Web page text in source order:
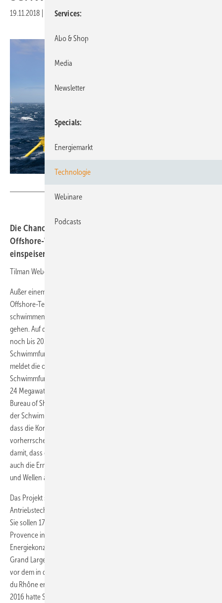
19.11.2018 Druckvorschau
Die Chance, dass schwimmende Turbinen den ersten
Offshore-Windkraftstrom ins französische Stromnetz
einspeisen, wächst.
Tilman Weber
Außer einem schon detailliert angekündigten Projekt der Floating-
Offshore-Technologie mit vier Senvion-Anlagen könnte auch ein
schwimmendes Siemens-Windfeld bis 2020 ans französische Netz
gehen. Auf diesen Zeitplan für das Siemens-Windturbinen-Projekt,
noch bis 2020 ans Netz zu gehen, verweist jetzt der niederländische
Schwimmfundamente-Hersteller SBM Offshore. Das Unternehmen
meldet die offizielle Bestätigung der technischen Eignung seiner
Schwimmfundamente für den im Mittelmeer geplanten Windpark mit
24 Megawatt (MW) Gesamtleistung. Das US-amerikanische American
Bureau of Shipping (AIB) habe nach einer Überprüfung der Auslegung
der Schwimmfundamente und ihrer Belastungsfähigkeit festgestellt,
dass die Konstruktion für die am geplanten Standort
vorherrschenden Umweltbedingungen geeignet seien. AIB bestätige
damit, dass die Schwimmfundamente sowohl die Extremlasten als
auch die Ermüdungsbeanspruchung durch die französischen Winde
und Wellen aushielten.
Das Projekt sieht drei Windturbinen der getriebelosen Siemens-
Antriebstechnologie und einer Nennleistung von jeweils acht MW vor.
Sie sollen 17 Kilometer vor der Küste der südfranzösischen Provinz
Provence in Betrieb gehen. Investor ist der französische
Energiekonzern EDF, der das Projekt seit 2015 als Windpark Provence
Grand Large mit staatlichem Segen vorantreibt. Der Windpark wird
vor dem in der Rhône-Mündung gelegenen Örtchen Port Saint Louis
du Rhône entstehen, einem Vorort der Hafenmetropole Marseilles.
2016 hatte SBM Offshore durch EDF den Zuschlag zu Entwicklung und
Services
Abo & Shop
Media
Newsletter
Specials
Energiemarkt
Technologie
Webinare
Podcasts